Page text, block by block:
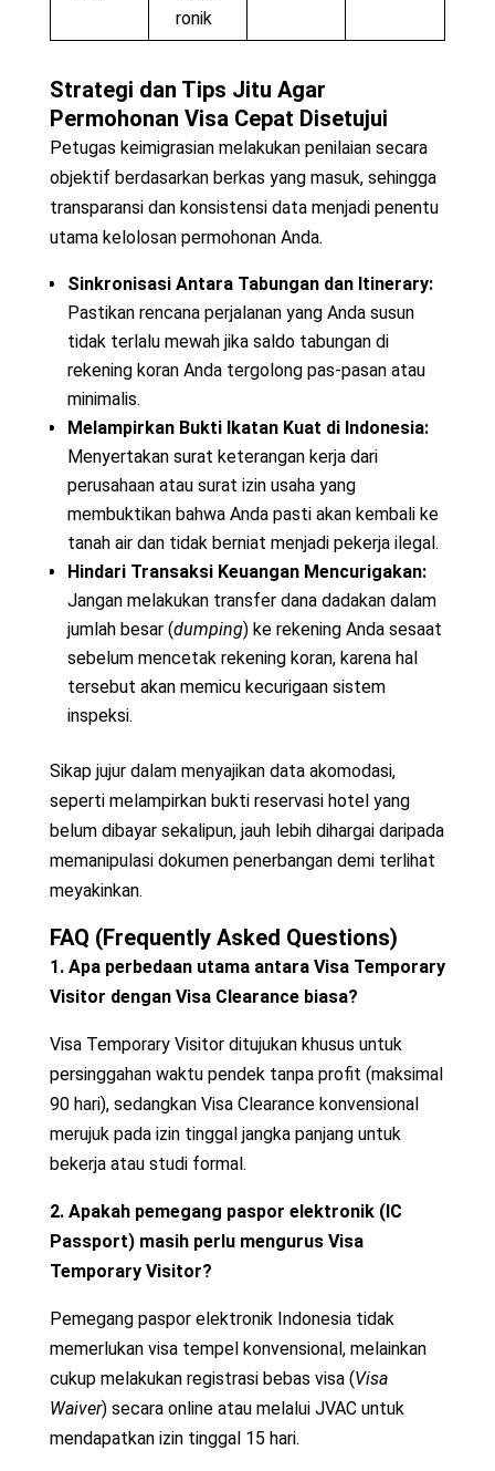
ronik
Strategi dan Tips Jitu Agar
Permohonan Visa Cepat Disetujui
Petugas keimigrasian melakukan penilaian secara
objektif berdasarkan berkas yang masuk, sehingga
transparansi dan konsistensi data menjadi penentu
utama kelolosan permohonan Anda.
Sinkronisasi Antara Tabungan dan Itinerary:
Pastikan rencana perjalanan yang Anda susun
tidak terlalu mewah jika saldo tabungan di
rekening koran Anda tergolong pas-pasan atau
minimalis.
Melampirkan Bukti Ikatan Kuat di Indonesia:
Menyertakan surat keterangan kerja dari
perusahaan atau surat izin usaha yang
membuktikan bahwa Anda pasti akan kembali ke
tanah air dan tidak berniat menjadi pekerja ilegal.
Hindari Transaksi Keuangan Mencurigakan:
Jangan melakukan transfer dana dadakan dalam
jumlah besar (dumping) ke rekening Anda sesaat
sebelum mencetak rekening koran, karena hal
tersebut akan memicu kecurigaan sistem
inspeksi.
Sikap jujur dalam menyajikan data akomodasi,
seperti melampirkan bukti reservasi hotel yang
belum dibayar sekalipun, jauh lebih dihargai daripada
memanipulasi dokumen penerbangan demi terlihat
meyakinkan.
FAQ (Frequently Asked Questions)
1. Apa perbedaan utama antara Visa Temporary
Visitor dengan Visa Clearance biasa?
Visa Temporary Visitor ditujukan khusus untuk
persinggahan waktu pendek tanpa profit (maksimal
90 hari), sedangkan Visa Clearance konvensional
merujuk pada izin tinggal jangka panjang untuk
bekerja atau studi formal.
2. Apakah pemegang paspor elektronik (IC
Passport) masih perlu mengurus Visa
Temporary Visitor?
Pemegang paspor elektronik Indonesia tidak
memerlukan visa tempel konvensional, melainkan
cukup melakukan registrasi bebas visa (Visa
Waiver) secara online atau melalui JVAC untuk
mendapatkan izin tinggal 15 hari.